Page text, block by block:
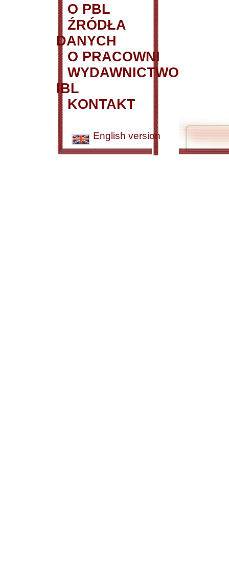
O PBL
ŹRÓDŁA
DANYCH
O PRACOWNI
WYDAWNICTWO
IBL
KONTAKT
English version